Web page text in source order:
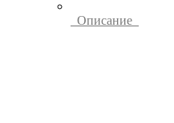
Описание